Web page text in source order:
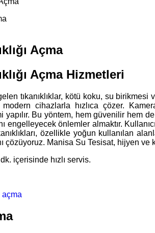
Açma
Açma Hizmetleri
tıkanıklıklar, kötü koku, su
modern cihazlarla hızlıca çözer.
Bu yöntem, hem güvenilir hem de
engelleyecek önlemler almaktır.
özellikle yoğun kullanılan
çözüyoruz. Manisa Su Tesisat, hijyen ve
içerisinde hızlı servis.
açma